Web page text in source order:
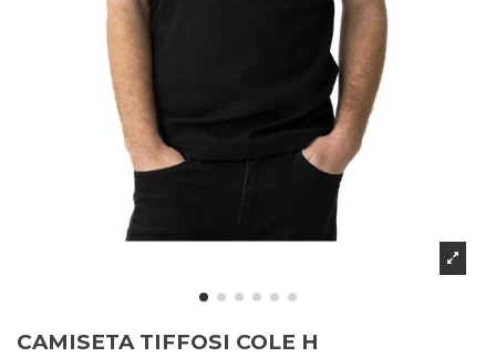
CAMISETA TIFFOSI COLE H